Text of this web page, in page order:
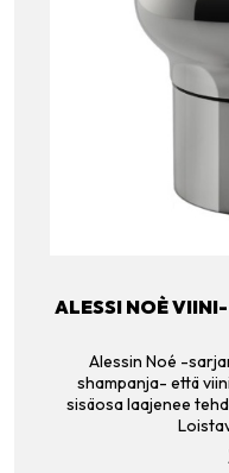
ALESSI NOÈ
Alessin Noé -
shampanja- että
sisäosa laajenee